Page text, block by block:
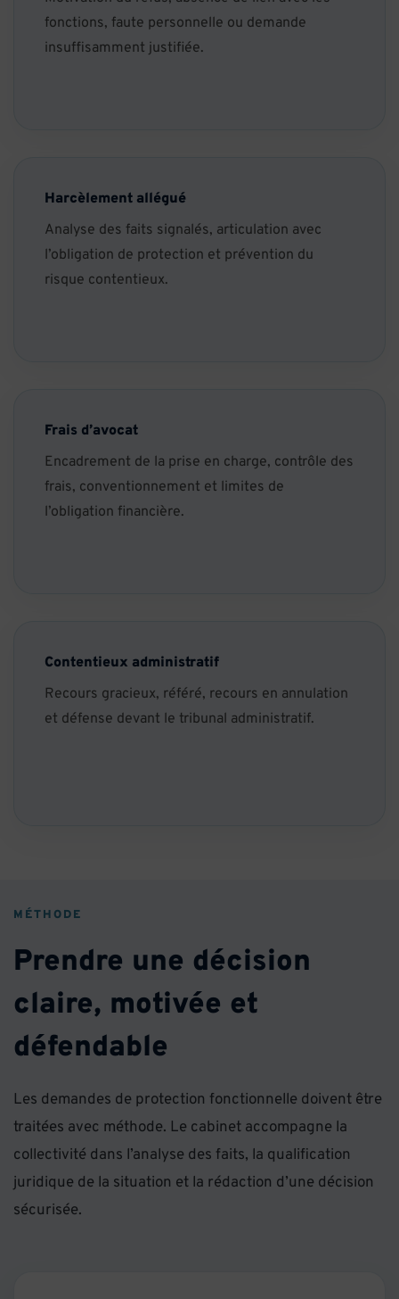
fonctions, faute personnelle ou demande
insuffisamment justifiée.
Harcèlement allégué
Analyse des faits signalés, articulation avec
l’obligation de protection et prévention du
risque contentieux.
Frais d’avocat
Encadrement de la prise en charge, contrôle des
frais, conventionnement et limites de
l’obligation financière.
Contentieux administratif
Recours gracieux, référé, recours en annulation
et défense devant le tribunal administratif.
MÉTHODE
Prendre une décision
claire, motivée et
défendable
Les demandes de protection fonctionnelle doivent être
traitées avec méthode. Le cabinet accompagne la
collectivité dans l’analyse des faits, la qualification
juridique de la situation et la rédaction d’une décision
sécurisée.